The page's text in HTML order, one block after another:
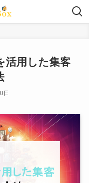
活用した集客
日